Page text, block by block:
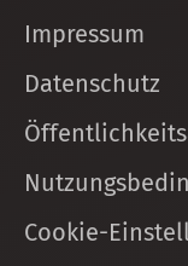
Impressum
Datenschutz
Cookie-